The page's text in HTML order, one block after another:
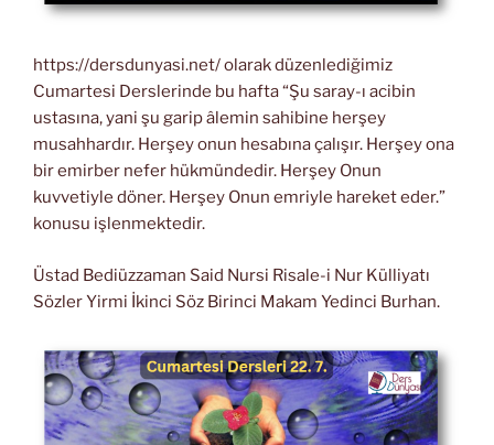
https://dersdunyasi.net/ olarak düzenlediğimiz
Cumartesi Derslerinde bu hafta “Şu saray-ı acibin
ustasına, yani şu garip âlemin sahibine herşey
musahhardır. Herşey onun hesabına çalışır. Herşey ona
bir emirber nefer hükmündedir. Herşey Onun
kuvvetiyle döner. Herşey Onun emriyle hareket eder.”
konusu işlenmektedir.
Üstad Bediüzzaman Said Nursi Risale-i Nur Külliyatı
Sözler Yirmi İkinci Söz Birinci Makam Yedinci Burhan.